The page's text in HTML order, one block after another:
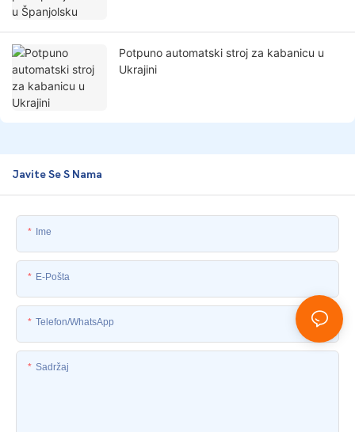
Potpuno automatski stroj za kabanicu u
Ukrajini
Javite Se S Nama
Ime
E-Pošta
Telefon/whatsApp
Sadržaj